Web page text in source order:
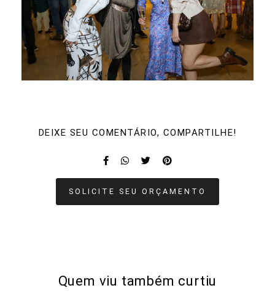
DEIXE SEU COMENTÁRIO, COMPARTILHE!
SOLICITE SEU ORÇAMENTO
Quem viu também curtiu